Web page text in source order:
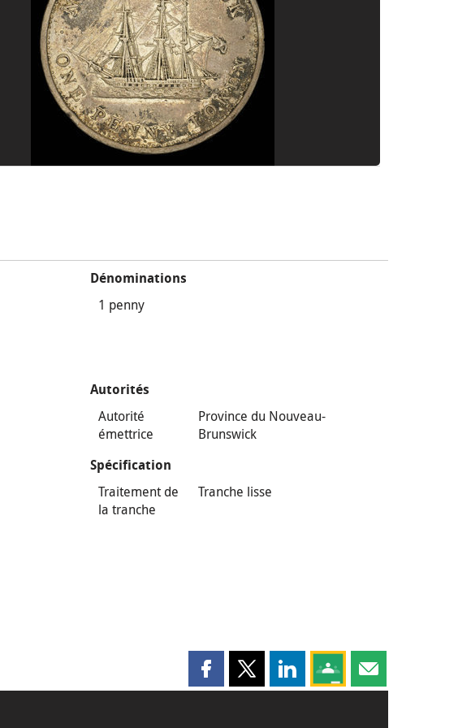
Dénominations
1 penny
Autorités
Autorité
émettrice
Province du Nouveau-
Brunswick
Spécification
Traitement de
la tranche
Tranche lisse
Partager cette page sur Facebook
Partager cette page sur X
Partager cette page sur
Partagez cette page sur
Partager cette